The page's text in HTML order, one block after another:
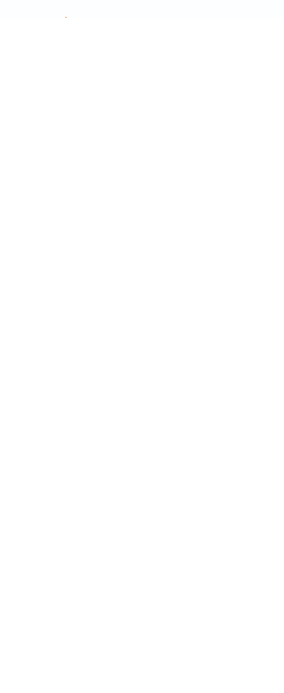
dr Elżbieta Ziąbska